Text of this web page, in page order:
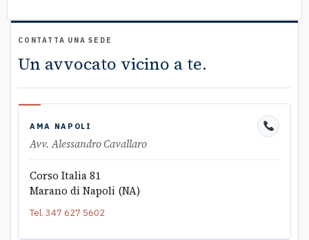
CONTATTA UNA SEDE
Un avvocato vicino a te.
AMA NAPOLI
Avv. Alessandro Cavallaro
Corso Italia 81
Marano di Napoli (NA)
Tel. 347 627 5602